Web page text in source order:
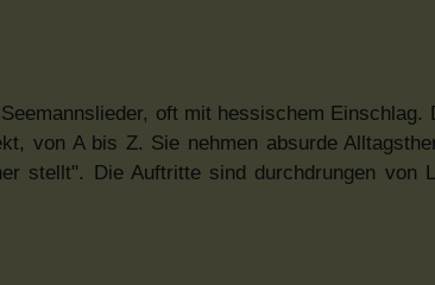
oft mit hessischem Einschlag.
von A bis Z. Sie nehmen absurde
stellt". Die Auftritte sind durchdrungen von